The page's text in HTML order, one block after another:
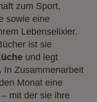
zum Sport,
sowie eine
Lebenselixier.
ist sie
und legt
In Zusammenarbeit
Monat eine
– mit der sie ihre